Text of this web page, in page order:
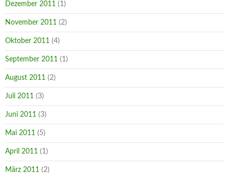
Dezember 2011 (1)
November 2011 (2)
Oktober 2011 (4)
September 2011 (1)
August 2011 (2)
Juli 2011 (3)
Juni 2011 (3)
Mai 2011 (5)
April 2011 (1)
März 2011 (2)